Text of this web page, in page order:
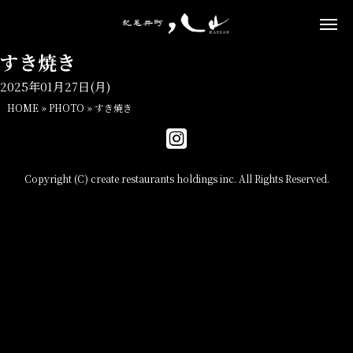
すき焼き
2025年01月27日(月)
HOME »PHOTO »すき焼き
Copyright (C) create restaurants holdings inc. All Rights Reserved.